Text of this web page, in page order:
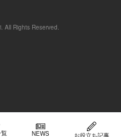
NEWS お役立ち記事
All Rights Reserved.